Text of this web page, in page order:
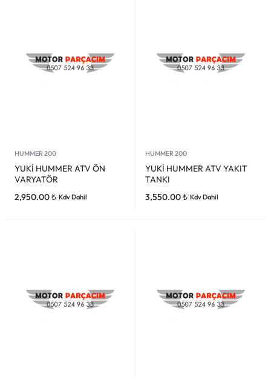
HUMMER 200
YUKİ HUMMER ATV ÖN
VARYATÖR
2,950.00₺ Kdv Dahil
HUMMER 200
YUKİ HUMMER ATV YAKIT
TANKI
3,550.00₺ Kdv Dahil